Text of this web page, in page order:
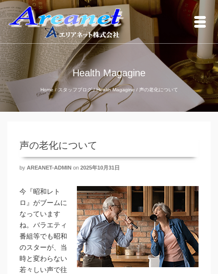
Health Magagine
Home / スタッフブログ / Health Magagine / 声の老化について
声の老化について
by AREANET-ADMIN on 2025年10月31日
今『昭和レト
ロ』がブームに
なっています
ね。バラエティ
番組等でも昭和
のスターが、当
時と変わらない
若々しい声で往